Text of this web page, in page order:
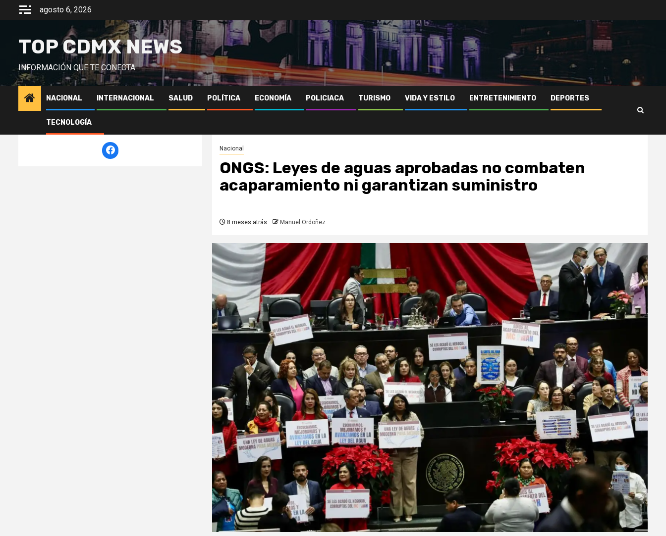
agosto 6, 2026
TOP CDMX NEWS
INFORMACIÓN QUE TE CONECTA
NACIONAL INTERNACIONAL SALUD POLÍTICA ECONOMÍA POLICIACA TURISMO VIDA Y ESTILO ENTRETENIMIENTO DEPORTES
TECNOLOGÍA
Nacional
ONGS: Leyes de aguas aprobadas no combaten
acaparamiento ni garantizan suministro
8 meses atrás Manuel Ordoñez